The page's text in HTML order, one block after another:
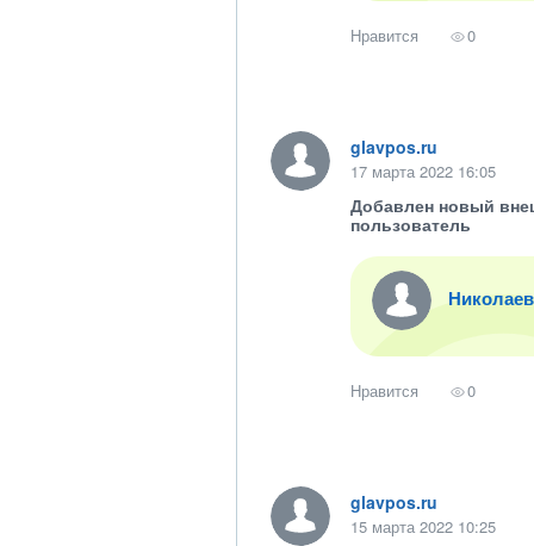
Нравится 0
glavpos.ru
17 марта 2022 16:05
Добавлен новый
пользователь
Нравится 0
glavpos.ru
15 марта 2022 10:25